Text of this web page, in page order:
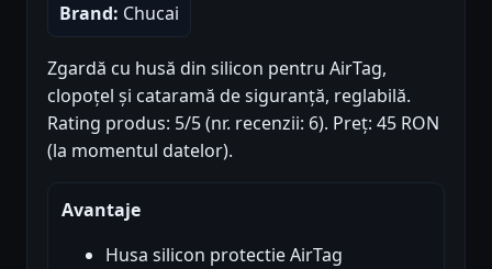
Brand: Chucai
Zgardă cu husă din silicon pentru AirTag,
clopoțel și cataramă de siguranță, reglabilă.
Rating produs: 5/5 (nr. recenzii: 6). Preț: 45 RON
(la momentul datelor).
Avantaje
Husa silicon protectie AirTag